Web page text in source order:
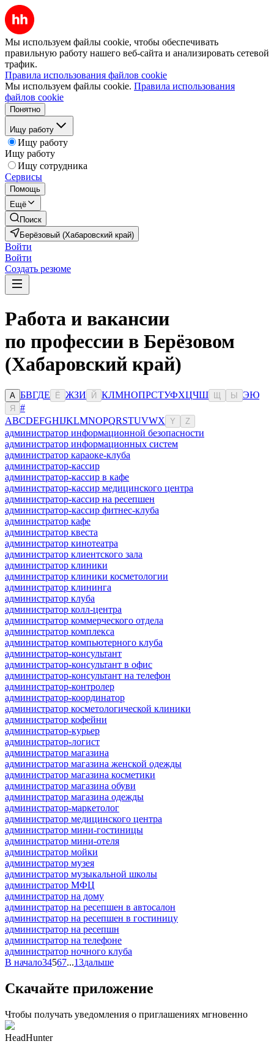
Мы используем файлы cookie, чтобы обеспечивать
правильную работу нашего веб-сайта и анализировать сетевой
трафик.
Правила использования файлов cookie
Мы используем файлы cookie. Правила использования
файлов cookie
Понятно
Ищу работу
Ищу работу
Ищу работу
Ищу сотрудника
Сервисы
Помощь
Ещё
Поиск
Берёзовый (Хабаровский край)
Войти
Войти
Создать резюме
Работа и вакансии
по профессии в Берёзовом
(Хабаровский край)
А БВГДЕ Ё ЖЗИ Й КЛМНОПРСТУФХЦЧШ Ы ЭЮ
Я
#
ABCDEFGHIJKLMNOPQRSTUVWX Y Z
администратор информационной безопасности
администратор информационных систем
администратор караоке-клуба
администратор-кассир
администратор-кассир в кафе
администратор-кассир медицинского центра
администратор-кассир на ресепшен
администратор-кассир фитнес-клуба
администратор кафе
администратор квеста
администратор кинотеатра
администратор клиентского зала
администратор клиники
администратор клиники косметологии
администратор клининга
администратор клуба
администратор колл-центра
администратор коммерческого отдела
администратор комплекса
администратор компьютерного клуба
администратор-консультант
администратор-консультант в офис
администратор-консультант на телефон
администратор-контролер
администратор-координатор
администратор косметологической клиники
администратор кофейни
администратор-курьер
администратор-логист
администратор магазина
администратор магазина женской одежды
администратор магазина косметики
администратор магазина обуви
администратор магазина одежды
администратор-маркетолог
администратор медицинского центра
администратор мини-гостиницы
администратор мини-отеля
администратор мойки
администратор музея
администратор музыкальной школы
администратор МФЦ
администратор на дому
администратор на ресепшен в автосалон
администратор на ресепшен в гостиницу
администратор на ресепшн
администратор на телефоне
администратор ночного клуба
В начало34567...13дальше
Скачайте приложение
Чтобы получать уведомления о приглашениях мгновенно
HeadHunter